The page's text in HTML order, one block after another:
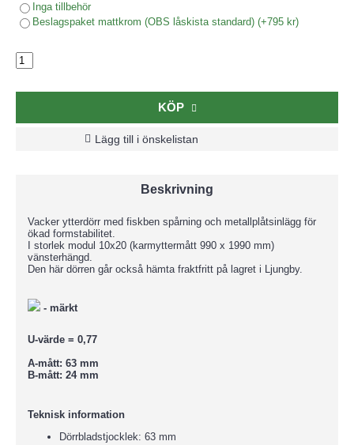
Inga tillbehör
Beslagspaket mattkrom (OBS låskista standard) (+795 kr)
KÖP
Lägg till i önskelistan
Beskrivning
Vacker ytterdörr med fiskben spårning och metallplåtsinlägg för
ökad formstabilitet.
I storlek modul 10x20 (karmyttermått 990 x 1990 mm)
vänsterhängd.
Den här dörren går också hämta fraktfritt på lagret i Ljungby.
- märkt
U-värde = 0,77
A-mått: 63 mm
B-mått: 24 mm
Teknisk information
Dörrbladstjocklek: 63 mm